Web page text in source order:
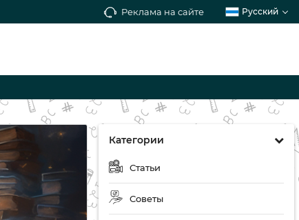
Реклама на сайте Русский
Категории
Статьи
Советы